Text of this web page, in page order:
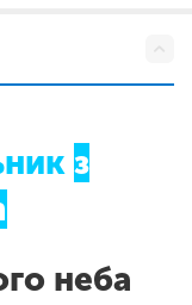
з
неба